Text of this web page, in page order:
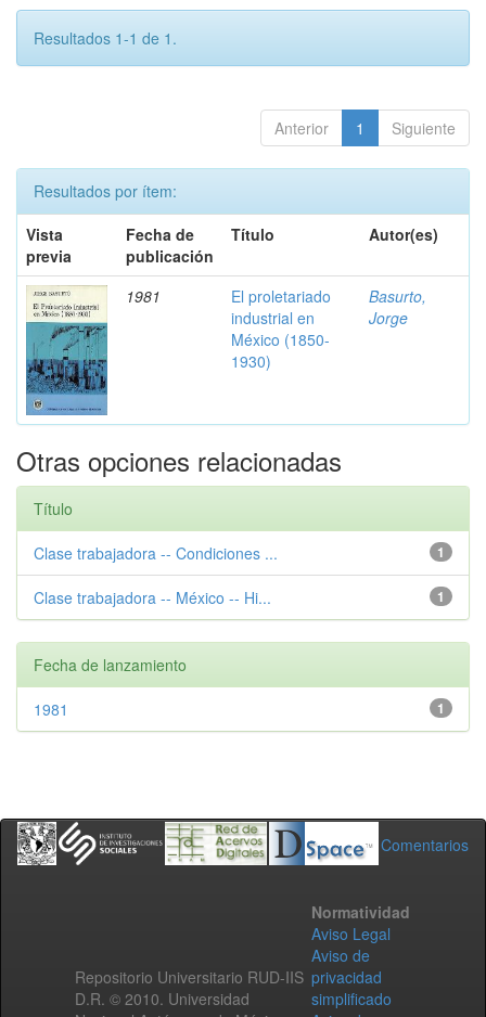
Resultados 1-1 de 1.
Anterior 1 Siguiente
Resultados por ítem:
Vista
previa
Fecha de
publicación
Título Autor(es)
1981
El proletariado
industrial en
México (1850-
1930)
Basurto,
Jorge
Otras opciones relacionadas
Título
1
Clase trabajadora -- Condiciones ...
1
Clase trabajadora -- México -- Hi...
Fecha de lanzamiento
1
1981
Comentarios
Repositorio Universitario RUD-IIS
D.R. © 2010. Universidad
Normatividad
Aviso Legal
Aviso de
privacidad
simplificado